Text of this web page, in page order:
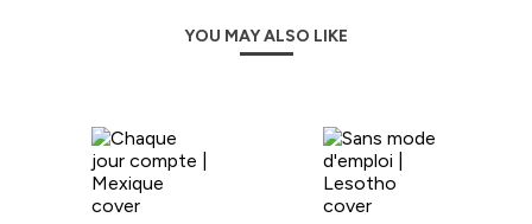
YOU MAY ALSO LIKE